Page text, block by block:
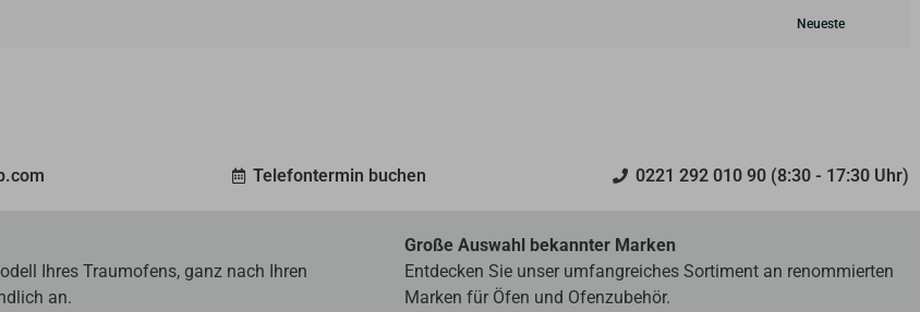
Telefontermin buchen 0221 292 010 90 (8:30 - 17:30 Uhr)
Ihres Traumofens, ganz nach Ihren
an.
Große Auswahl bekannter Marken
Entdecken Sie unser umfangreiches Sortiment an renommierten
Marken für Öfen und Ofenzubehör.